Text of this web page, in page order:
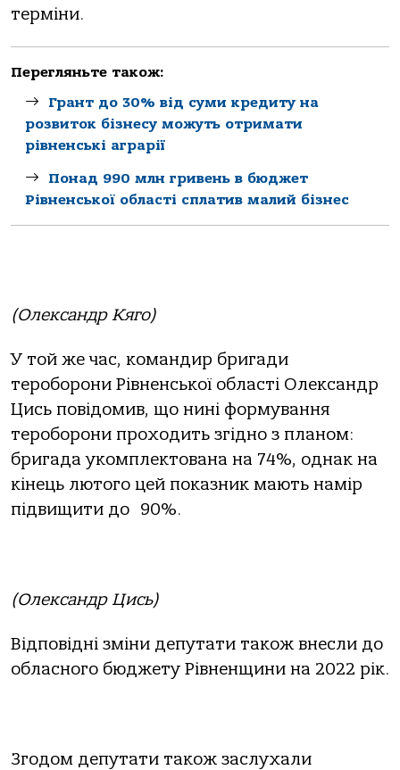
терміни.
Перегляньте також:
Грант до 30% від суми кредиту на
розвиток бізнесу можуть отримати
рівненські аграрії
Понад 990 млн гривень в бюджет
Рівненської області сплатив малий бізнес
(Олександр Кяго)
У той же час, командир бригади
тероборони Рівненської області Олександр
Цись повідомив, що нині формування
тероборони проходить згідно з планом:
бригада укомплектована на 74%, однак на
кінець лютого цей показник мають намір
підвищити до 90%.
(Олександр Цись)
Відповідні зміни депутати також внесли до
обласного бюджету Рівненщини на 2022 рік.
Згодом депутати також заслухали